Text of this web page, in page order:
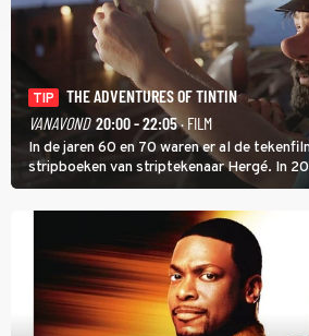
TIP
THE ADVENTURES OF TINTIN
VANAVOND 20:00 - 22:05· FILM
In de jaren 60 en 70 waren er al de
stripboeken van striptekenaar Hergé. In
meer tot leven in The Adventures of